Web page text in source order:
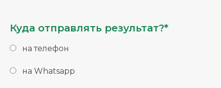
Куда отправлять результат?*
на телефон
на Whatsapp